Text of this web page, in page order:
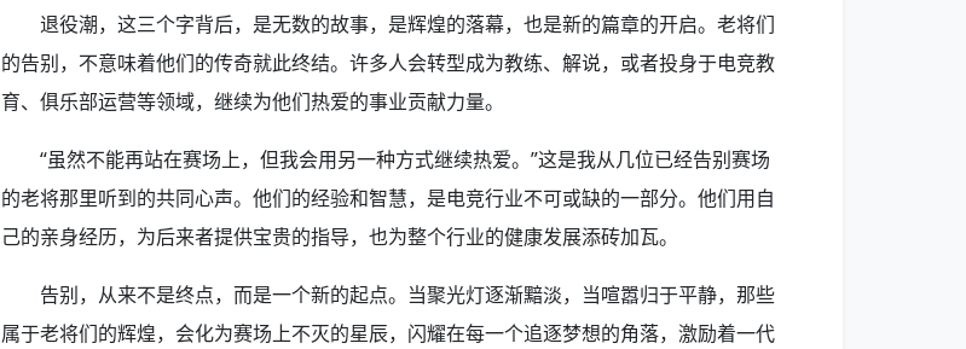
退役潮，这三个字背后，是无数的故事，是辉煌的落幕，也是新的篇章的开启。老将们
的告别，不意味着他们的传奇就此终结。许多人会转型成为教练、解说，或者投身于电竞教
育、俱乐部运营等领域，继续为他们热爱的事业贡献力量。
“虽然不能再站在赛场上，但我会用另一种方式继续热爱。”这是我从几位已经告别赛场
的老将那里听到的共同心声。他们的经验和智慧，是电竞行业不可或缺的一部分。他们用自
己的亲身经历，为后来者提供宝贵的指导，也为整个行业的健康发展添砖加瓦。
告别，从来不是终点，而是一个新的起点。当聚光灯逐渐黯淡，当喧嚣归于平静，那些
属于老将们的辉煌，会化为赛场上不灭的星辰，闪耀在每一个追逐梦想的角落，激励着一代